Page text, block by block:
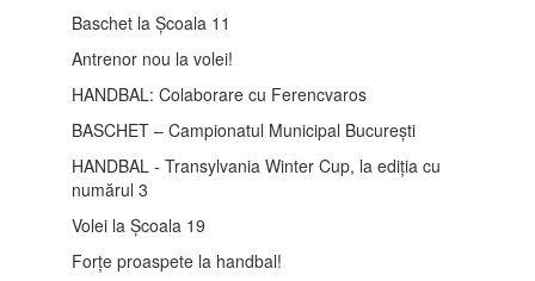
Baschet la Școala 11
Antrenor nou la volei!
HANDBAL: Colaborare cu Ferencvaros
BASCHET – Campionatul Municipal București
HANDBAL - Transylvania Winter Cup, la ediția cu
numărul 3
Volei la Școala 19
Forțe proaspete la handbal!